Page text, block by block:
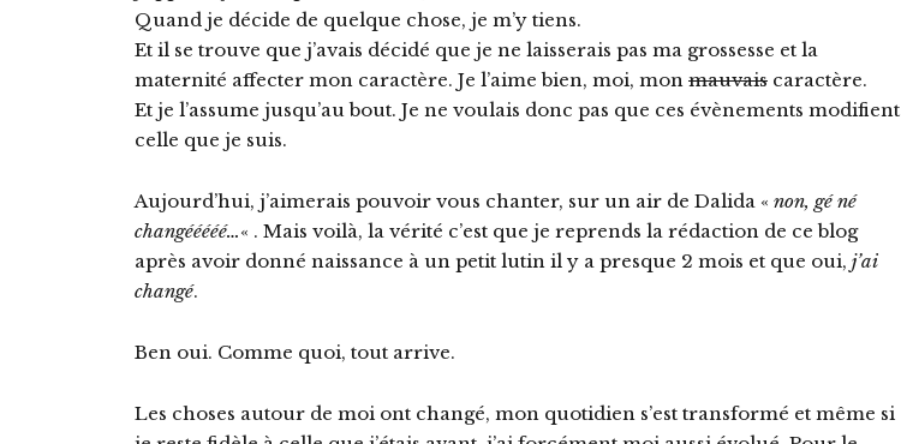
Quand je décide de quelque chose, je m’y tiens.
Et il se trouve que j’avais décidé que je ne laisserais pas ma grossesse et la
maternité affecter mon caractère. Je l’aime bien, moi, mon mauvais caractère.
Et je l’assume jusqu’au bout. Je ne voulais donc pas que ces évènements modifient
celle que je suis.
Aujourd’hui, j’aimerais pouvoir vous chanter, sur un air de Dalida « non, gé né
changééééé…« . Mais voilà, la vérité c’est que je reprends la rédaction de ce blog
après avoir donné naissance à un petit lutin il y a presque 2 mois et que oui, j’ai
changé.
Ben oui. Comme quoi, tout arrive.
Les choses autour de moi ont changé, mon quotidien s’est transformé et même si